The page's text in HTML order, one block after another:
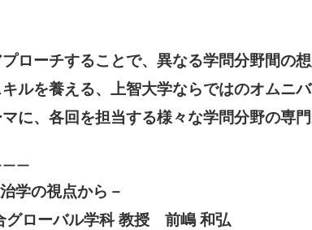
ローチすることで、異なる学問分野間の
ルを養える、上智大学ならではのオムニバ
に、各回を担当する様々な学問分野の専門
ー
学の視点から－
バル学科 教授　前嶋 和弘